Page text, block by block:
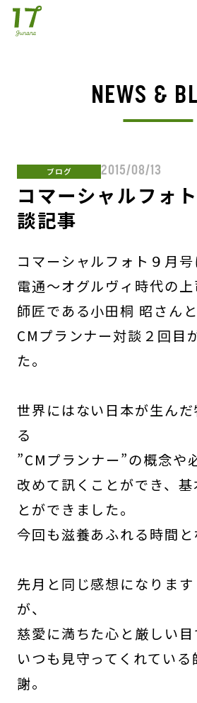
NEWS &
ブログ 2015/08/13
コマーシャルフォ
談記事
コマーシャルフォト９月号
電通～オグルヴィ時代の上
師匠である小田桐 昭さん
CMプランナー対談２回目
た。
世界にはない日本が生ん
る
”CMプランナー”の概念や
改めて訊くことができ、
とができました。
今回も滋養あふれる時間と
先月と同じ感想になります
が、
慈愛に満ちた心と厳しい目
いつも見守ってくれてい
謝。